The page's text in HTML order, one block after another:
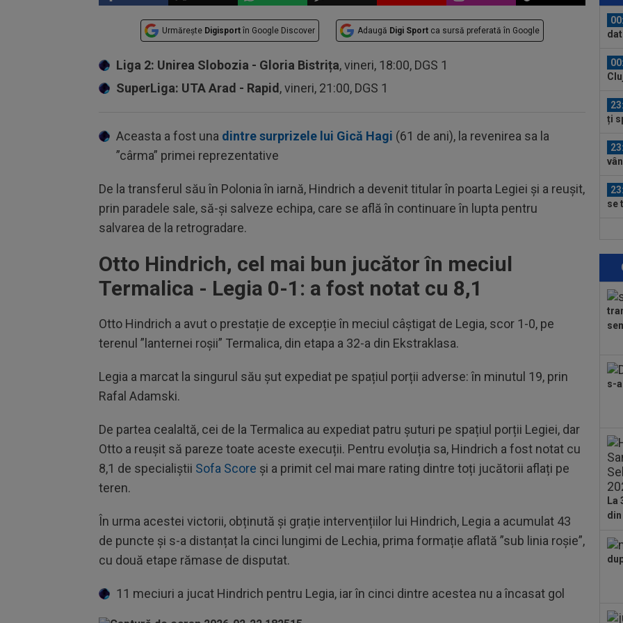
Urmărește Digisport în Google Discover Adaugă Digi Sport ca sursă preferată în Google
Liga 2: Unirea Slobozia - Gloria Bistrița, vineri, 18:00, DGS 1
SuperLiga: UTA Arad - Rapid , vineri, 21:00, DGS 1
Aceasta a fost una dintre surprizele lui Gică Hagi (61 de ani), la revenirea sa la
”cârma” primei reprezentative
De la transferul său în Polonia în iarnă, Hindrich a devenit titular în poarta Legiei și a reușit,
prin paradele sale, să-și salveze echipa, care se află în continuare în lupta pentru
salvarea de la retrogradare.
Otto Hindrich, cel mai bun jucător în meciul
Termalica - Legia 0-1: a fost notat cu 8,1
Otto Hindrich a avut o prestație de excepție în meciul câștigat de Legia, scor 1-0, pe
terenul ”lanternei roșii” Termalica, din etapa a 32-a din Ekstraklasa.
Legia a marcat la singurul său șut expediat pe spațiul porții adverse: în minutul 19, prin
Rafal Adamski.
De partea cealaltă, cei de la Termalica au expediat patru șuturi pe spațiul porții Legiei, dar
Otto a reușit să pareze toate aceste execuții. Pentru evoluția sa, Hindrich a fost notat cu
8,1 de specialiștii Sofa Score și a primit cel mai mare rating dintre toți jucătorii aflați pe
teren.
În urma acestei victorii, obținută și grație intervențiilor lui Hindrich, Legia a acumulat 43
de puncte și s-a distanțat la cinci lungimi de Lechia, prima formație aflată ”sub linia roșie”,
cu două etape rămase de disputat.
11 meciuri a jucat Hindrich pentru Legia, iar în cinci dintre acestea nu a încasat gol
0-
ți
se
pe
ți
s-
La